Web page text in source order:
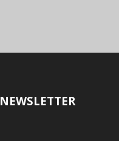
NEWSLETTER